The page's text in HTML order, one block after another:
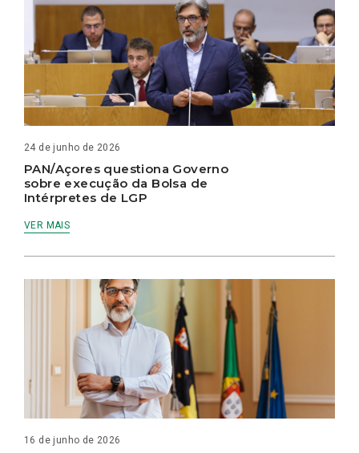
24 de junho de 2026
PAN/Açores questiona Governo
sobre execução da Bolsa de
Intérpretes de LGP
VER MAIS
16 de junho de 2026